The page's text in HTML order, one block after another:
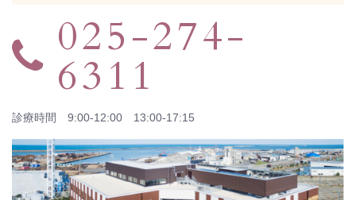
025-274-
6311
診療時間 9:00-12:00 13:00-17:15